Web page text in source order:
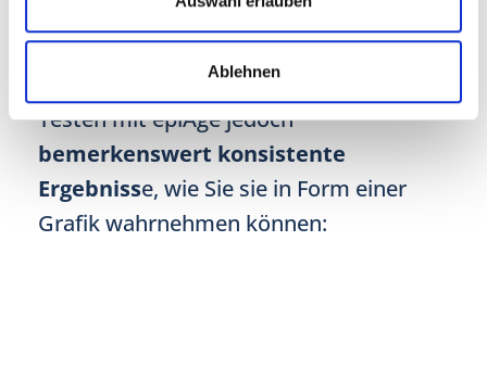
Ablehnen
unserer Testperson.
Im Großen und Ganzen liefert das
Testen mit epiAge jedoch
bemerkenswert konsistente
Ergebnisse, wie Sie sie in Form einer
Grafik wahrnehmen können: